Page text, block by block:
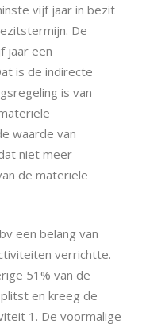
vijf jaar in bezit
De
jaar een
is de indirecte
is van
waarde van
niet meer
de materiële
een belang van
verrichtte.
51% van de
en kreeg de
1. De voormalige